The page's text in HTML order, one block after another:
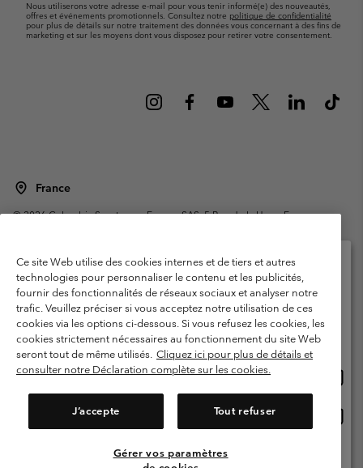
Nous utiliserons votre adresse e-mail pour vous tenir informé(e) des nouveautés,
offres et événements promotionnels. Consultez notre politique de confidentialité
pour plus de détails sur notre traitement des données vous concernant à des fins de
marketing et sur les moyens dont vous disposez pour retirer votre consentement.
France
©2026Columbia Sportswear Europe SAS. 5 Rue de la Haye, Espace
Garanties Légales
Politique de confidentialité
Conditions d'utilisation - Membres
Conditions D'utilisation - Contenu généré par l'utilisateur
Impressum
Cookies
Public CBCR
Service client: Lun - Sam de 9h à 13h et de 14h à 18h
Ce site Web utilise des cookies internes et de tiers et autres
technologies pour personnaliser le contenu et les publicités,
fournir des fonctionnalités de réseaux sociaux et analyser notre
trafic. Veuillez préciser si vous acceptez notre utilisation de ces
cookies via les options ci-dessous. Si vous refusez les cookies, les
cookies strictement nécessaires au fonctionnement du site Web
seront tout de même utilisés. Cliquez ici pour plus de détails et
consulter notre Déclaration complète sur les cookies.
J’accepte Tout refuser
Gérer vos paramètres
Veuillez sélectionner votre pays d’expédition et
votre langue
Achats en ligne disponibles
United States
ligne
France
Voir Tous Les Pays